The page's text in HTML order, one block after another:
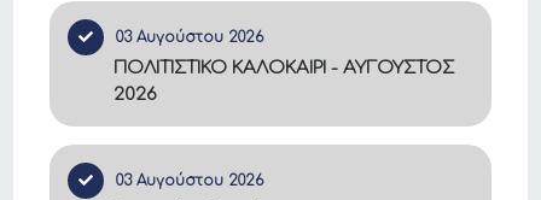
03 Αυγούστου 2026
ΠΟΛΙΤΙΣΤΙΚΟ ΚΑΛΟΚΑΙΡΙ - ΑΥΓΟΥΣΤΟΣ
2026
03 Αυγούστου 2026